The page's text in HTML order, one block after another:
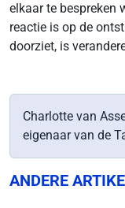
elkaar te bespreken
reactie is op de
doorziet, is
Charlotte van
eigenaar van de
ANDERE